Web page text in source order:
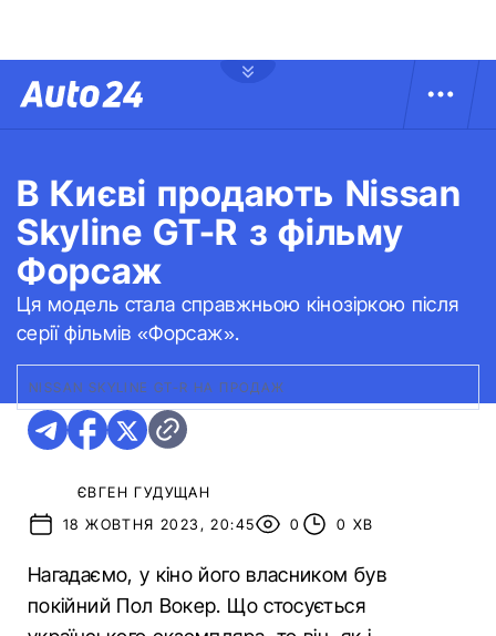
В Києві продають Nissan
Skyline GT-R з фільму
Форсаж
Ця модель стала справжньою кінозіркою після
серії фільмів «Форсаж».
NISSAN SKYLINE GT-R НА ПРОДАЖ
ЄВГЕН ГУДУЩАН
18 ЖОВТНЯ 2023, 20:45
0 0 ХВ
Нагадаємо, у кіно його власником був
покійний Пол Вокер. Що стосується